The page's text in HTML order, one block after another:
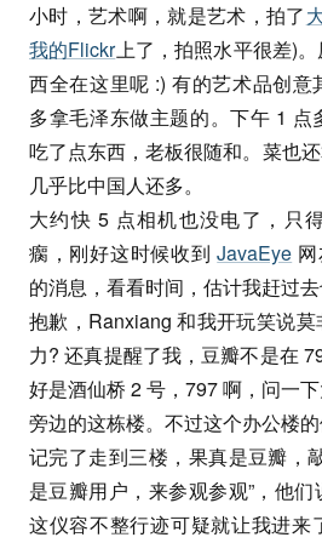
小时，艺术啊，就是艺术，拍了
我的Flickr上了，拍照水平很差)
西全在这里呢 :) 有的艺术品创意
多拿毛泽东做主题的。下午 1
吃了点东西，老板很随和。菜也
几乎比中国人还多。
大约快 5 点相机也没电了，只
瘸，刚好这时候收到JavaEye
的消息，看看时间，估计我赶过
抱歉，Ranxiang 和我开玩笑说莫
力? 还真提醒了我，豆瓣不是在
好是酒仙桥 2 号，797 啊，问一
旁边的这栋楼。不过这个办公楼
记完了走到三楼，果真是豆瓣，
是豆瓣用户，来参观参观”，他
这仪容不整行迹可疑就让我进来